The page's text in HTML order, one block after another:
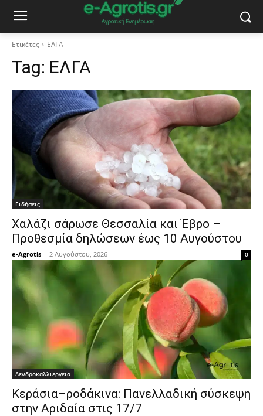
Ετικέτες ΕΛΓΑ
Tag: ΕΛΓΑ
Ειδήσεις
Χαλάζι σάρωσε Θεσσαλία και Έβρο –
Προθεσμία δηλώσεων έως 10 Αυγούστου
e-Agrotis - 2 Αυγούστου, 2026 0
Δενδροκαλλιεργεια
Κεράσια–ροδάκινα: Πανελλαδική σύσκεψη
στην Αριδαία στις 17/7